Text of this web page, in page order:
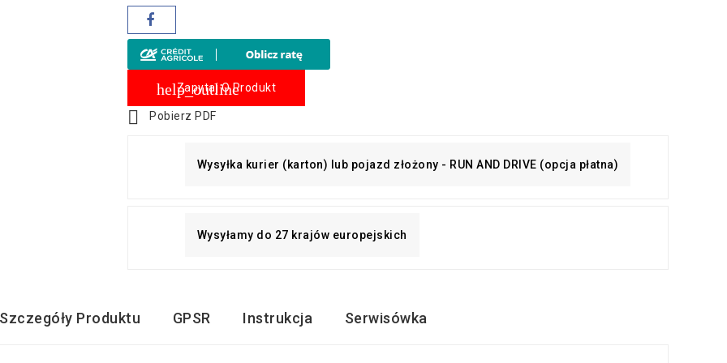
help_outline
Zapytaj O Produkt
 Pobierz PDF
Wysyłka kurier (karton) lub pojazd złożony - RUN AND DRIVE (opcja płatna)
Wysyłamy do 27 krajów europejskich
Szczegóły Produktu GPSR Instrukcja Serwisówka